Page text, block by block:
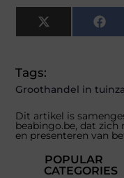
X
(Twitter)
Tags:
Groothandel in
Dit artikel is
beabingo.be, dat
en presenteren van
POPULAR
CATEGORIES